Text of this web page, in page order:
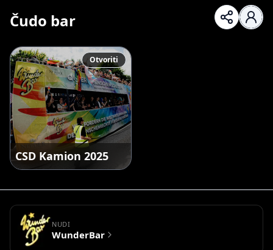
Čudo bar
CSD Kamion 2025
Otvoriti
NUDI
WunderBar